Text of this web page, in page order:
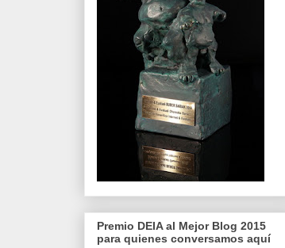
Premio DEIA al Mejor Blog 2015
para quienes conversamos aquí